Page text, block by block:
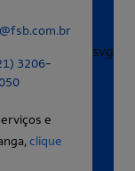
3206-
e
clique